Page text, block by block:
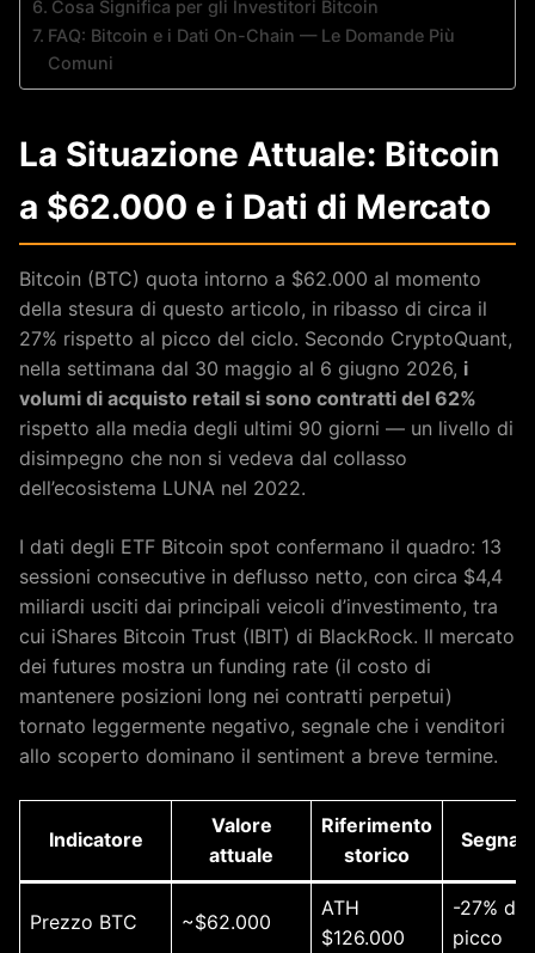
Cosa Significa per gli Investitori Bitcoin
FAQ: Bitcoin e i Dati On-Chain — Le Domande Più
Comuni
La Situazione Attuale: Bitcoin
a $62.000 e i Dati di Mercato
Bitcoin (BTC) quota intorno a $62.000 al momento
della stesura di questo articolo, in ribasso di circa il
27% rispetto al picco del ciclo. Secondo CryptoQuant,
nella settimana dal 30 maggio al 6 giugno 2026, i
volumi di acquisto retail si sono contratti del 62%
rispetto alla media degli ultimi 90 giorni — un livello di
disimpegno che non si vedeva dal collasso
dell’ecosistema LUNA nel 2022.
I dati degli ETF Bitcoin spot confermano il quadro: 13
sessioni consecutive in deflusso netto, con circa $4,4
miliardi usciti dai principali veicoli d’investimento, tra
cui iShares Bitcoin Trust (IBIT) di BlackRock. Il mercato
dei futures mostra un funding rate (il costo di
mantenere posizioni long nei contratti perpetui)
tornato leggermente negativo, segnale che i venditori
allo scoperto dominano il sentiment a breve termine.
Indicatore
Valore
attuale
Riferimento
storico
Segnale
Prezzo BTC ~$62.000
ATH
$126.000
-27% dal
picco